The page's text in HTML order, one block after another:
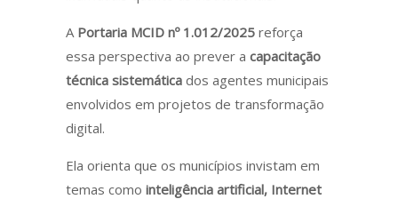
A Portaria MCID nº 1.012/2025 reforça
essa perspectiva ao prever a capacitação
técnica sistemática dos agentes municipais
envolvidos em projetos de transformação
digital.
Ela orienta que os municípios invistam em
temas como inteligência artificial, Internet